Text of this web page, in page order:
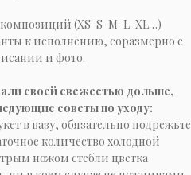
композиций (XS-S-M-L-XL…)
к исполнению, соразмерно с
и фото.
своей свежестью дольше,
советы по уходу:
в вазу, обязательно подрежьте
количество холодной
ножом стебли цветка